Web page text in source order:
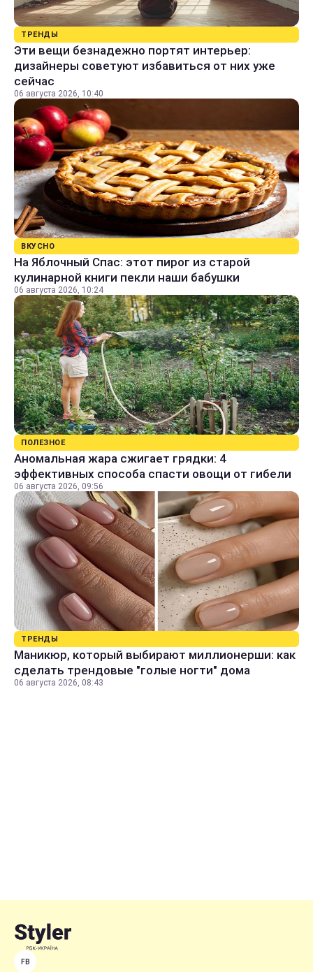
ТРЕНДЫ
Эти вещи безнадежно портят интерьер:
дизайнеры советуют избавиться от них уже
сейчас
06 августа 2026, 10:40
ВКУСНО
На Яблочный Спас: этот пирог из старой
кулинарной книги пекли наши бабушки
06 августа 2026, 10:24
ПОЛЕЗНОЕ
Аномальная жара сжигает грядки: 4
эффективных способа спасти овощи от гибели
06 августа 2026, 09:56
ТРЕНДЫ
Маникюр, который выбирают миллионерши: как
сделать трендовые "голые ногти" дома
06 августа 2026, 08:43
FB